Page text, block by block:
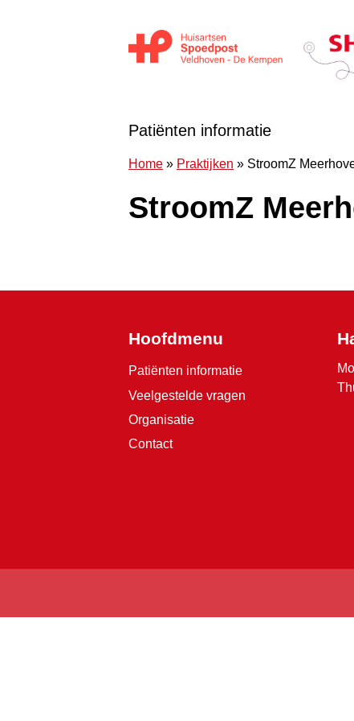
Patiënten informatie
Home » Praktijken » StroomZ
StroomZ
Hoofdmenu
Patiënten informatie
Veelgestelde vragen
Organisatie
Contact